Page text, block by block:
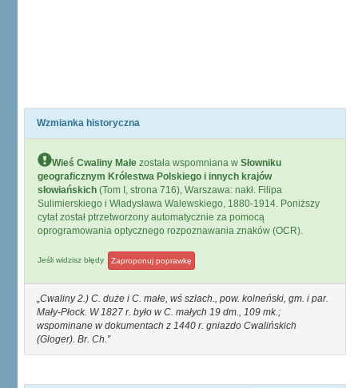
Wzmianka historyczna
Wieś Cwaliny Małe została wspomniana w Słowniku
geograficznym Królestwa Polskiego i innych krajów
słowiańskich (Tom I, strona 716), Warszawa: nakł. Filipa
Sulimierskiego i Władysława Walewskiego, 1880-1914. Poniższy
cytat został ptrzetworzony automatycznie za pomocą
oprogramowania optycznego rozpoznawania znaków (OCR).
Jeśli widzisz błędy Zaproponuj poprawkę
Cwaliny 2.) C. duże i C. małe, wś szlach., pow. kolneński, gm. i par.
Mały-Płock. W 1827 r. było w C. małych 19 dm., 109 mk.;
wspominane w dokumentach z 1440 r. gniazdo Cwalińskich
(Gloger). Br. Ch.